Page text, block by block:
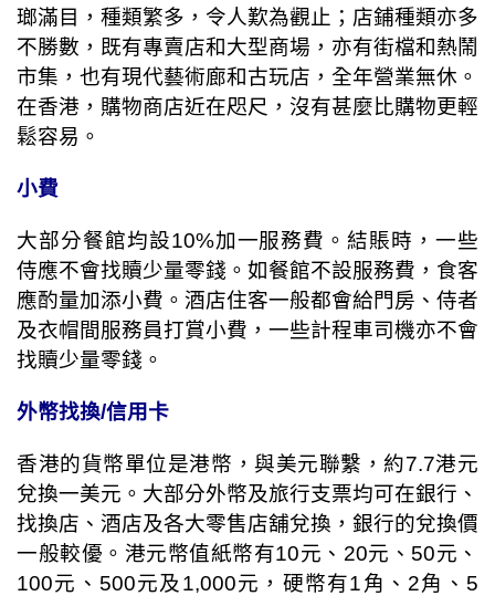
瑯滿目，種類繁多，令人歎為觀止；店鋪種類亦多
不勝數，既有專賣店和大型商場，亦有街檔和熱鬧
市集，也有現代藝術廊和古玩店，全年營業無休。
在香港，購物商店近在咫尺，沒有甚麼比購物更輕
鬆容易。
小費
大部分餐館均設10%加一服務費。結賬時，一些
侍應不會找贖少量零錢。如餐館不設服務費，食客
應酌量加添小費。酒店住客一般都會給門房、侍者
及衣帽間服務員打賞小費，一些計程車司機亦不會
找贖少量零錢。
外幣找換/信用卡
香港的貨幣單位是港幣，與美元聯繫，約7.7港元
兌換一美元。大部分外幣及旅行支票均可在銀行、
找換店、酒店及各大零售店舖兌換，銀行的兌換價
一般較優。港元幣值紙幣有10元、 20元、 50元、
100元、 500元及 1,000元，硬幣有1角、 2角、 5